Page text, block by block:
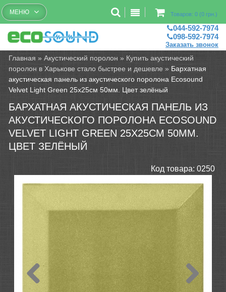
Бесплатный рассчет помещений
Товаров: 0 (0 грн.)
МЕНЮ
044-592-7974
098-592-7974
Заказать звонок
Главная »Акустический поролон » Купить акустический
поролон в Харькове стало быстрее и дешевле » Бархатная
акустическая панель из акустического поролона Ecosound
Velvet Light Green 25х25см 50мм. Цвет зелёный
БАРХАТНАЯ АКУСТИЧЕСКАЯ ПАНЕЛЬ ИЗ
АКУСТИЧЕСКОГО ПОРОЛОНА ECOSOUND
VELVET LIGHT GREEN 25Х25СМ 50ММ.
ЦВЕТ ЗЕЛЁНЫЙ
Код товара: 0250